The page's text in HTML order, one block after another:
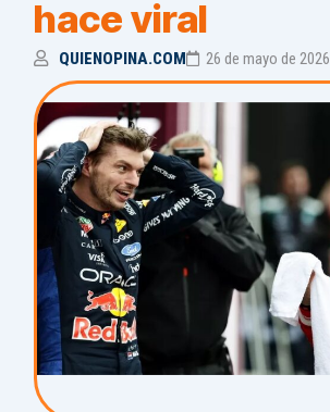
hace viral
QUIENOPINA.COM 26 de mayo de 2026